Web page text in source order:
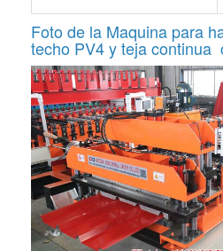
Foto de la Maquina para
techo PV4 y teja continua